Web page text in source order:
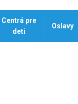
Centrá pre
deti
Oslavy